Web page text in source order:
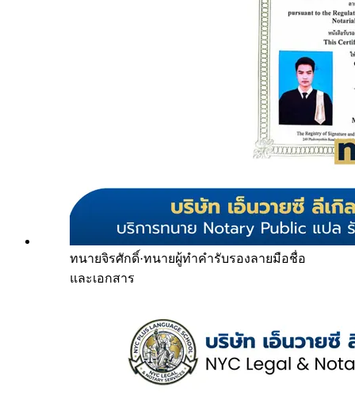
ทนายจิรศักดิ์·ทนายผู้ทำคำรับรองลายมือชื่อ
และเอกสาร